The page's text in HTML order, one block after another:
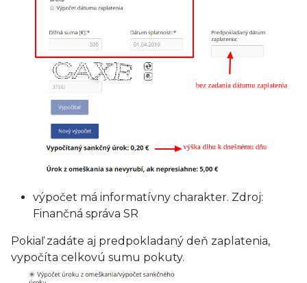
výpočet má informatívny charakter. Zdroj:
Finančná správa SR
Pokiaľ zadáte aj predpokladaný deň zaplatenia,
vypočíta celkovú sumu pokuty.